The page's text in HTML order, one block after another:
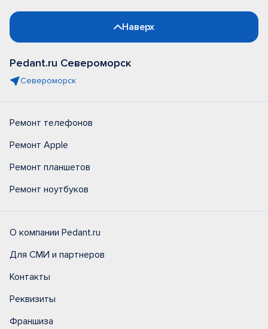
Наверх
Pedant.ru Североморск
Североморск
Ремонт телефонов
Ремонт Apple
Ремонт планшетов
Ремонт ноутбуков
О компании Pedant.ru
Для СМИ и партнеров
Контакты
Реквизиты
Франшиза